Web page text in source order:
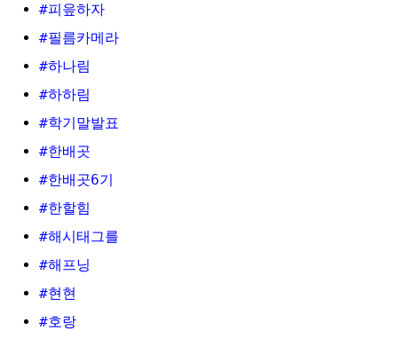
#피읖하자
#필름카메라
#하나림
#하하림
#학기말발표
#한배곳
#한배곳6기
#한할힘
#해시태그를
#해프닝
#현현
#호랑